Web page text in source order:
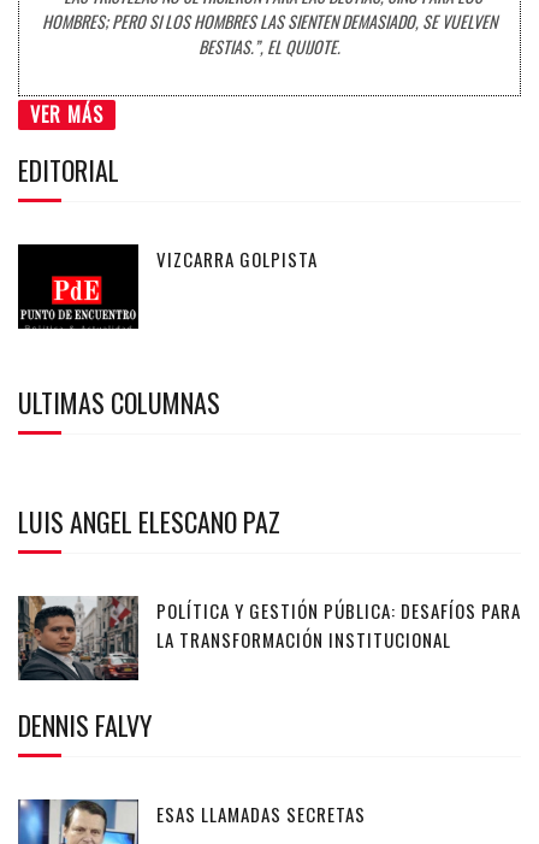
HOMBRES; PERO SI LOS HOMBRES LAS SIENTEN DEMASIADO, SE VUELVEN
BESTIAS.”, EL QUIJOTE.
VER MÁS
EDITORIAL
VIZCARRA GOLPISTA
ULTIMAS COLUMNAS
LUIS ANGEL ELESCANO PAZ
POLÍTICA Y GESTIÓN PÚBLICA: DESAFÍOS PARA
LA TRANSFORMACIÓN INSTITUCIONAL
DENNIS FALVY
ESAS LLAMADAS SECRETAS